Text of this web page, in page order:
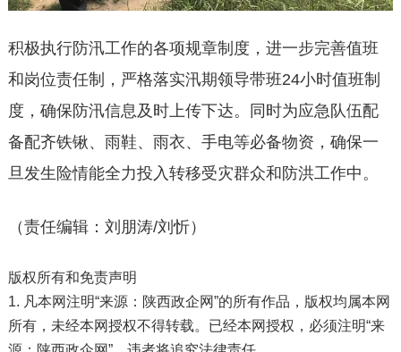
积极执行防汛工作的各项规章制度，进一步完善值班
和岗位责任制，严格落实汛期领导带班24小时值班制
度，确保防汛信息及时上传下达。同时为应急队伍配
备配齐铁锹、雨鞋、雨衣、手电等必备物资，确保一
旦发生险情能全力投入转移受灾群众和防洪工作中。
（责任编辑：刘朋涛/刘忻）
版权所有和免责声明
1. 凡本网注明“来源：陕西政企网”的所有作品，版权均属本网
所有，未经本网授权不得转载。已经本网授权，必须注明“来